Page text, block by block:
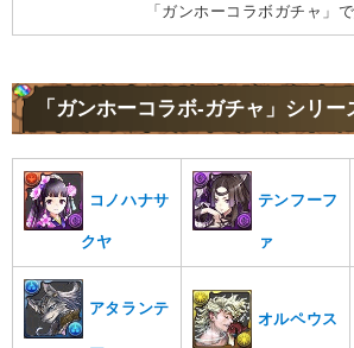
「ガンホーコラボガチャ」
「ガンホーコラボ-ガチャ」シリ
コノハナサ
クヤ
テンフーフ
ァ
アタランテ
オルペウス